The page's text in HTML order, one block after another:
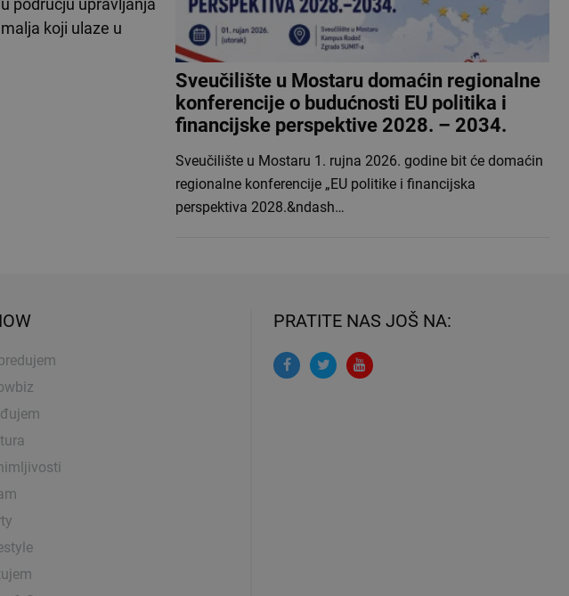
u području upravljanja
koji ulaze u
Sveučilište u Mostaru domaćin regionalne
konferencije o budućnosti EU politika i
financijske perspektive 2028. – 2034.
Sveučilište u Mostaru 1. rujna 2026. godine bit će domaćin
regionalne konferencije „EU politike i financijska
perspektiva 2028.&ndash…
PRATITE NAS JOŠ NA: